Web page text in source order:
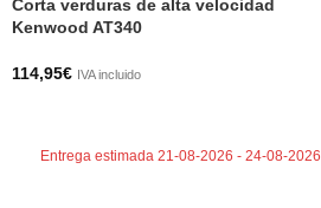
Corta verduras de alta velocidad
Kenwood AT340
114,95€ IVA incluido
Entrega estimada 21-08-2026 - 24-08-2026